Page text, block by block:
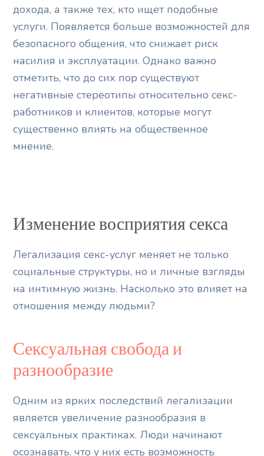
дохода, а также тех, кто ищет подобные
услуги. Появляется больше возможностей для
безопасного общения, что снижает риск
насилия и эксплуатации. Однако важно
отметить, что до сих пор существуют
негативные стереотипы относительно секс-
работников и клиентов, которые могут
существенно влиять на общественное
мнение.
Изменение восприятия секса
Легализация секс-услуг меняет не только
социальные структуры, но и личные взгляды
на интимную жизнь. Насколько это влияет на
отношения между людьми?
Сексуальная свобода и
разнообразие
Одним из ярких последствий легализации
является увеличение разнообразия в
сексуальных практиках. Люди начинают
осознавать, что у них есть возможность